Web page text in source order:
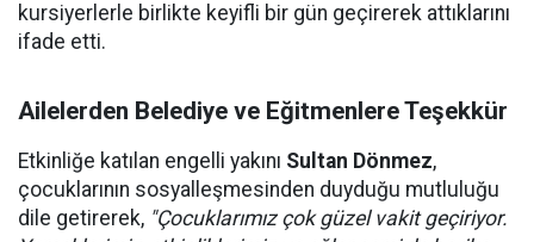
kursiyerlerle birlikte keyifli bir gün geçirerek attıklarını
ifade etti.
Ailelerden Belediye ve Eğitmenlere Teşekkür
Etkinliğe katılan engelli yakını Sultan Dönmez,
çocuklarının sosyalleşmesinden duyduğu mutluluğu
dile getirerek, "Çocuklarımız çok güzel vakit geçiriyor.